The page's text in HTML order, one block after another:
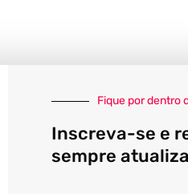
Fique por dentro
Inscreva-se e
sempre